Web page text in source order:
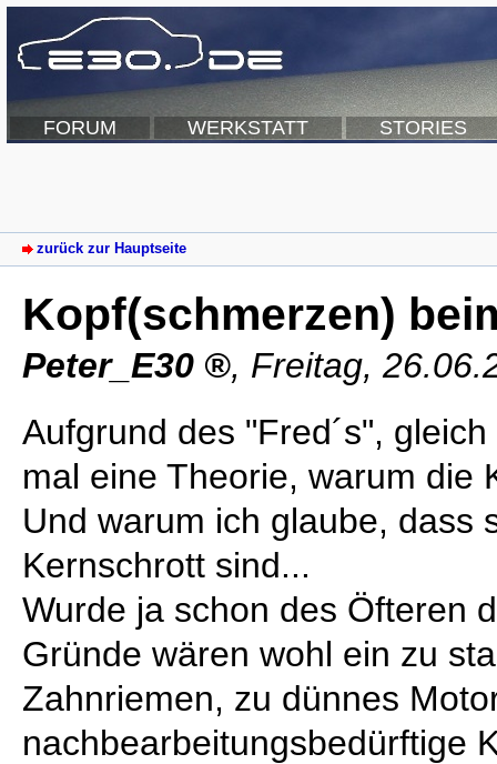
FORUM WERKSTATT STORIES
zurück zur Hauptseite
Kopf(schmerzen)
Peter_E30 , Freitag,
Aufgrund des "Fred´s",
mal eine Theorie, warum die
Und warum ich glaube, dass
Kernschrott sind...
Wurde ja schon des Öfteren
Gründe wären wohl ein zu
Zahnriemen, zu dünnes
nachbearbeitungsbedürftige